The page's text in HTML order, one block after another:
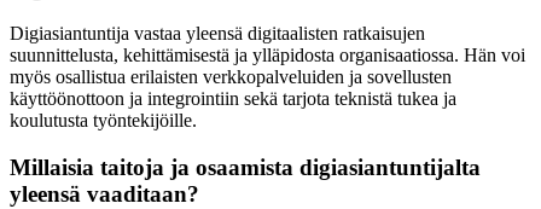
Digiasiantuntija vastaa yleensä digitaalisten ratkaisujen
suunnittelusta, kehittämisestä ja ylläpidosta organisaatiossa. Hän voi
myös osallistua erilaisten verkkopalveluiden ja sovellusten
käyttöönottoon ja integrointiin sekä tarjota teknistä tukea ja
koulutusta työntekijöille.
Millaisia taitoja ja osaamista digiasiantuntijalta
yleensä vaaditaan?